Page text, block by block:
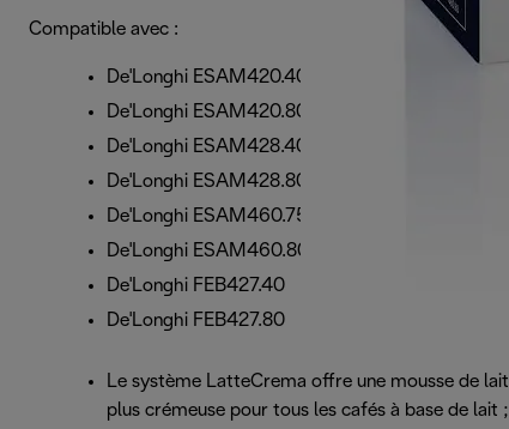
Compatible avec :
De'Longhi ESAM420.40
De'Longhi ESAM420.80
De'Longhi ESAM428.40
De'Longhi ESAM428.80
De'Longhi ESAM460.75
De'Longhi ESAM460.80
De'Longhi FEB427.40
De'Longhi FEB427.80
Le système LatteCrema offre une mousse de lait
plus crémeuse pour tous les cafés à base de lait ;